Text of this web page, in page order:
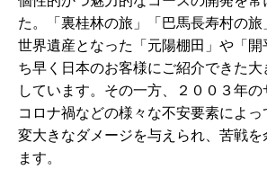
た。「裏桂林の旅」「巴馬長寿村の
世界遺産となった「元陽棚田」や「
ち早く日本のお客様にご紹介できた大
しています。その一方、２００３年
コロナ禍などの様々な不安要素によ
変大きなダメージを与えられ、苦戦
ます。